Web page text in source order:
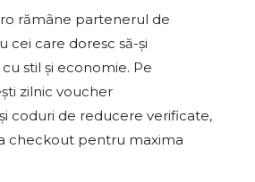
rămâne partenerul de
cei care doresc să-și
stil și economie. Pe
zilnic voucher
coduri de reducere verificate,
checkout pentru maxima